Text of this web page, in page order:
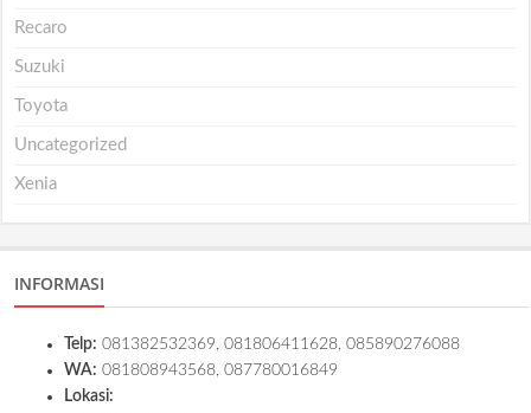
Recaro
Suzuki
Toyota
Uncategorized
Xenia
INFORMASI
Telp: 081382532369, 081806411628, 085890276088
WA: 081808943568, 087780016849
Lokasi: